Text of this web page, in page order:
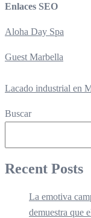
entradas
Enlaces SEO
Aloha Day Spa
Guest Marbella
Lacado industrial en
Buscar
Recent Posts
La emotiva
demuestra que